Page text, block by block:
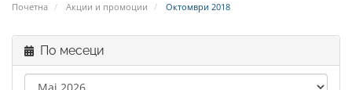
Почетна Акции и промоции Октомври 2018
По месеци